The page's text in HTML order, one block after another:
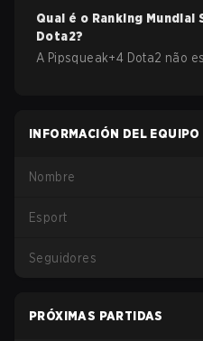
Qual é o Ranking
Dota2?
A Pipsqueak+4 Dota2 não
INFORMACIÓN DEL EQUIPO
Nombre
Esport
Seguidores
PRÓXIMAS PARTIDAS